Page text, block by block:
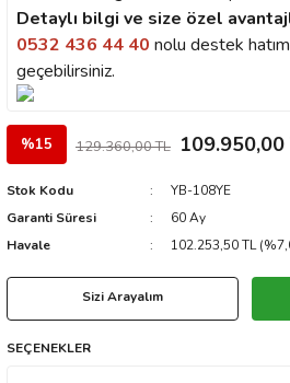
Detaylı bilgi ve size özel
0532 436 44 40 nolu destek
geçebilirsiniz.
%15 129.360,00 TL 109.950,00
Stok Kodu
YB-108YE
Garanti Süresi
60 Ay
Havale
102.253,50 TL
Sizi Arayalım
SEÇENEKLER